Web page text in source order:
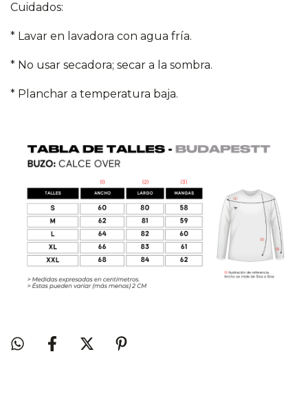
Cuidados:
* Lavar en lavadora con agua fría.
* No usar secadora; secar a la sombra.
* Planchar a temperatura baja.